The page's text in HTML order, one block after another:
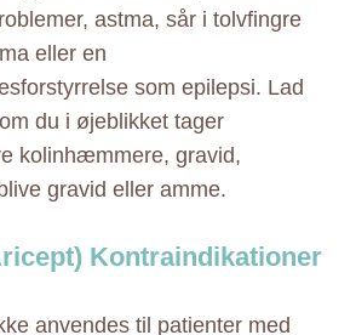
astma, sår i tolvfingre
eller en
som epilepsi. Lad
du i øjeblikket tager
kolinhæmmere, gravid,
gravid eller amme.
Kontraindikationer
anvendes til patienter med